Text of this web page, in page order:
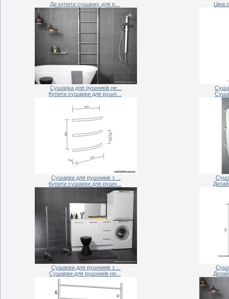
Де купити сушарку для р...
Сушарка для рушників не...
Ціна
Купити сушарки для рушн...
Сушарки для рушників з ...
Купити сушарки для рушн...
Сушарки для рушників з ...
Сушарки для рушників не...